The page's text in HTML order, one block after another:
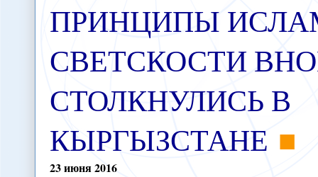
ПРИНЦИПЫ
СВЕТСКОСТИ
СТОЛКНУЛИСЬ В
КЫРГЫЗСТАНЕ
23июня2016